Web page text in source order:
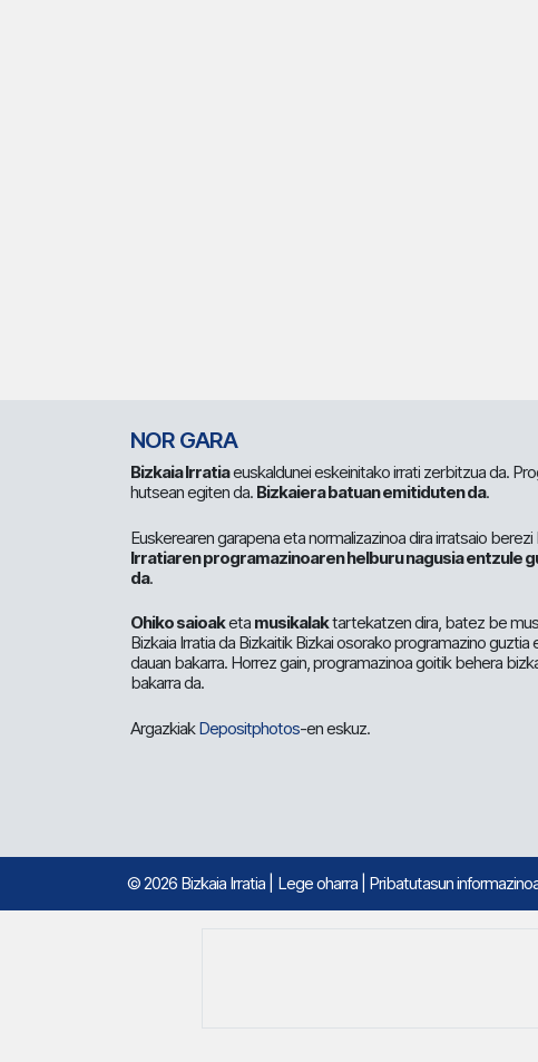
NOR GARA
Bizkaia Irratiaeuskaldunei eskeinitako irrati zerbitzua da.
hutsean egiten da. Bizkaiera batuan emitiduten da.
Euskerearen garapena eta normalizazinoa dira irratsaio
Irratiaren programazinoaren helburu nagusia entzule
da.
Ohiko saioaketa musikalaktartekatzen dira, batez be
Bizkaia Irratia da Bizkaitik Bizkai osorako programazino
dauan bakarra. Horrez gain, programazinoa goitik behera
bakarra da.
ArgazkiakDepositphotos-en eskuz.
© 2026 Bizkaia Irratia Lege oharra Pribatutasun